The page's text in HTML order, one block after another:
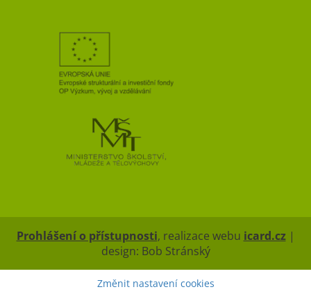
Prohlášení o přístupnosti, realizace webu icard.cz|
design: Bob Stránský
Změnit nastavení cookies